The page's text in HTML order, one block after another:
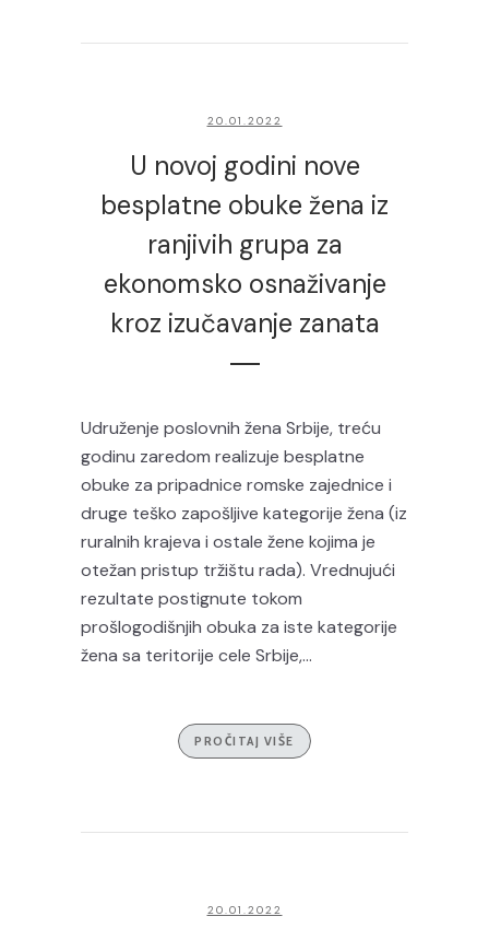
20.01.2022
U novoj godini nove
besplatne obuke žena iz
ranjivih grupa za
ekonomsko osnaživanje
kroz izučavanje zanata
Udruženje poslovnih žena Srbije, treću
godinu zaredom realizuje besplatne
obuke za pripadnice romske zajednice i
druge teško zapošljive kategorije žena (iz
ruralnih krajeva i ostale žene kojima je
otežan pristup tržištu rada). Vrednujući
rezultate postignute tokom
prošlogodišnjih obuka za iste kategorije
žena sa teritorije cele Srbije,...
PROČITAJ VIŠE
20.01.2022